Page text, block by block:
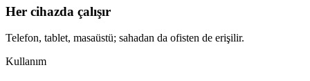
Her cihazda çalışır
Telefon, tablet, masaüstü; sahadan da ofisten de erişilir.
Kullanım